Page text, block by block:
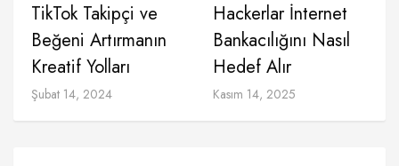
TikTok Takipçi ve
Beğeni Artırmanın
Kreatif Yolları
Şubat 14, 2024
Hackerlar İnternet
Bankacılığını Nasıl
Hedef Alır
Kasım 14, 2025